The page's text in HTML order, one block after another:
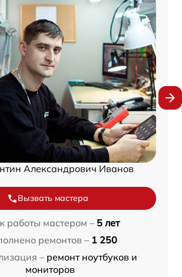
Александрович Иванов
Вызвать мастера
работы мастером – 5 лет
ремонтов – 1 250
– ремонт ноутбуков и
мониторов